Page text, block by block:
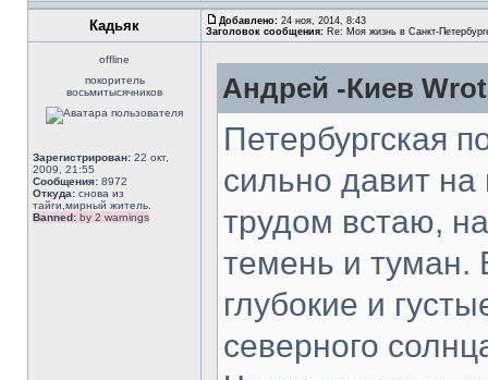
Кадьяк Добавлено: 24 ноя, 2014, 8:43
Заголовок сообщения: Re: Моя жизнь в Санкт-
offline
покоритель
восьмитысячников
Зарегистрирован: 22 окт,
2009, 21:55
Сообщения: 8972
Откуда: снова из
тайги,мирный житель.
Banned: by 2 warnings
Андрей -Киев
Петербургская
сильно давит
трудом встаю,
темень и туман.
глубокие и
северного